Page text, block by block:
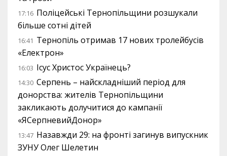
17:16 Поліцейські Тернопільщини розшукали
більше сотні дітей
16:41 Тернопіль отримав 17 нових тролейбусів
«Електрон»
16:03 Ісус Христос Українець?
14:30 Серпень – найскладніший період для
донорства: жителів Тернопільщини
закликають долучитися до кампанії
«ЯСерпневийДонор»
13:47 Назавжди 29: на фронті загинув випускник
ЗУНУ Олег Шелетин